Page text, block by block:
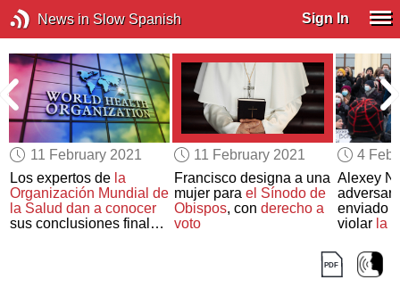
News in Slow Spanish Sign In
11 February 2021
Los expertos de la
Organización Mundial de
la Salud dan a conocer
sus conclusiones finales
11 February 2021
Francisco designa a una
mujer para el Sínodo de
Obispos, con derecho a
voto
4
Alexey
enviado
violar la